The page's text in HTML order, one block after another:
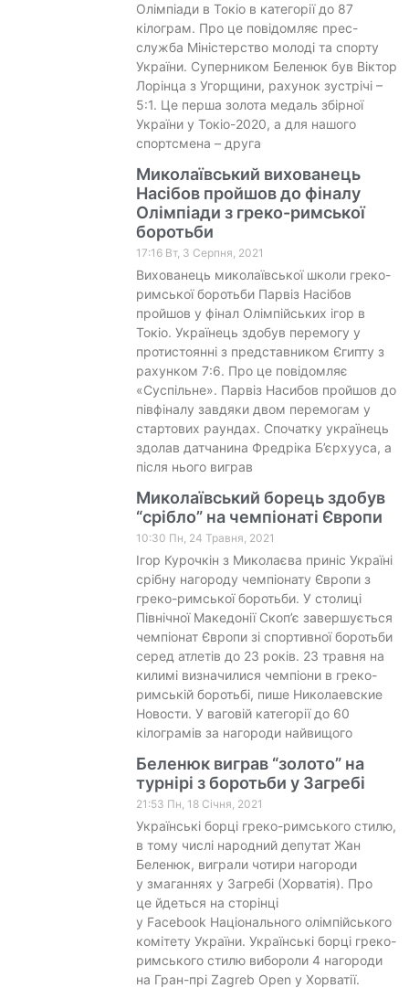
Олімпіади в Токіо в категорії до 87
кілограм. Про це повідомляє прес-
служба Міністерство молоді та спорту
України. Суперником Беленюк був Віктор
Лорінца з Угорщини, рахунок зустрічі –
5:1. Це перша золота медаль збірної
України у Токіо-2020, а для нашого
спортсмена – друга
Миколаївський вихованець
Насібов пройшов до фіналу
Олімпіади з греко-римської
боротьби
17:16 Вт, 3 Серпня, 2021
Вихованець миколаївської школи греко-
римської боротьби Парвіз Насібов
пройшов у фінал Олімпійських ігор в
Токіо. Українець здобув перемогу у
протистоянні з представником Єгипту з
рахунком 7:6. Про це повідомляє
«Суспільне». Парвіз Насибов пройшов до
півфіналу завдяки двом перемогам у
стартових раундах. Спочатку українець
здолав датчанина Фредріка Б’єрхууса, а
після нього виграв
Миколаївський борець здобув
“срібло” на чемпіонаті Європи
10:30 Пн, 24 Травня, 2021
Ігор Курочкін з Миколаєва приніс Україні
срібну нагороду чемпіонату Європи з
греко-римської боротьби. У столиці
Північної Македонії Скоп’є завершується
чемпіонат Європи зі спортивної боротьби
серед атлетів до 23 років. 23 травня на
килимі визначилися чемпіони в греко-
римській боротьбі, пише Николаевские
Новости. У ваговій категорії до 60
кілограмів за нагороди найвищого
Беленюк виграв “золото” на
турнірі з боротьби у Загребі
21:53 Пн, 18 Січня, 2021
Українські борці греко-римського стилю,
в тому числі народний депутат Жан
Беленюк, виграли чотири нагороди
у змаганнях у Загребі (Хорватія). Про
це йдеться на сторінці
у Facebook Національного олімпійського
комітету України. Українські борці греко-
римського стилю вибороли 4 нагороди
на Гран-прі Zagreb Open у Хорватії.